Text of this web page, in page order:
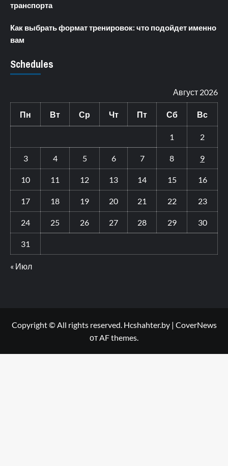
транспорта
Как выбрать формат тренировок: что подойдет именно
вам
Schedules
Август 2026
Пн Вт Ср Чт Пт Сб Вс
1 2
3 4 5 6 7 8 9
10 11 12 13 14 15 16
17 18 19 20 21 22 23
24 25 26 27 28 29 30
31
« Июл
Copyright © All rights reserved. Hcshahter.by | CoverNews
от AF themes.